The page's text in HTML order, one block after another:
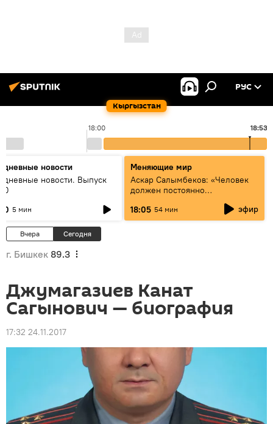
Кыргызстан
РУС
18:00 18:53
новости
новости. Выпуск
5 мин
Меняющие мир
Аскар Салымбеков: «Человек
должен постоянно
18:05 54 мин эфир
Вчера Сегодня
г. Бишкек 89.3
Джумагазиев Канат
Сагынович — биография
17:32 24.11.2017